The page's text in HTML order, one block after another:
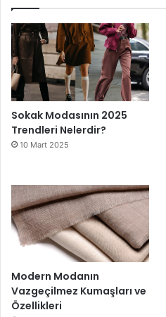
Sokak Modasının 2025
Trendleri Nelerdir?
10 Mart 2025
Modern Modanın
Vazgeçilmez Kumaşları ve
Özellikleri